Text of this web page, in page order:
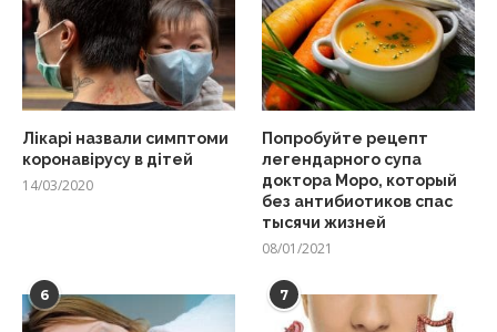
Лікарі назвали симптоми
коронавірусу в дітей
14/03/2020
Попробуйте рецепт
легендарного супа
доктора Моро, который
без антибиотиков спас
тысячи жизней
08/01/2021
6 7